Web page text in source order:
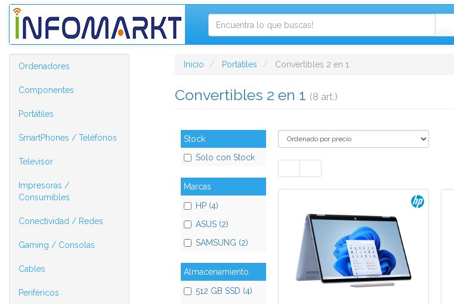
Ordenadores
Componentes
Portátiles
SmartPhones / Teléfonos
Televisor
Impresoras /
Consumibles
Conectividad / Redes
Gaming / Consolas
Cables
Periféricos
Inicio Portátiles Convertibles 2 en 1
Convertibles 2 en 1 (8 art.)
Stock
Solo con Stock
Marcas
HP (4)
ASUS (2)
SAMSUNG (2)
Almacenamiento
512 GB SSD (4)